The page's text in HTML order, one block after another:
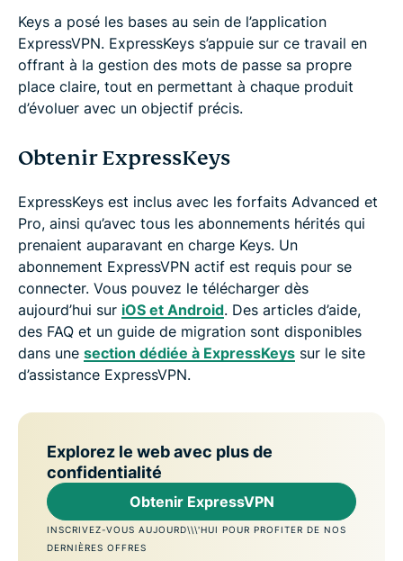
Keys a posé les bases au sein de l’application
ExpressVPN. ExpressKeys s’appuie sur ce travail en
offrant à la gestion des mots de passe sa propre
place claire, tout en permettant à chaque produit
d’évoluer avec un objectif précis.
Obtenir ExpressKeys
ExpressKeys est inclus avec les forfaits Advanced et
Pro, ainsi qu’avec tous les abonnements hérités qui
prenaient auparavant en charge Keys. Un
abonnement ExpressVPN actif est requis pour se
connecter. Vous pouvez le télécharger dès
aujourd’hui sur iOS et Android. Des articles d’aide,
des FAQ et un guide de migration sont disponibles
dans une section dédiée à ExpressKeys sur le site
d’assistance ExpressVPN.
Explorez le web avec plus de
confidentialité
Obtenir ExpressVPN
INSCRIVEZ-VOUS AUJOURD\\\'HUI POUR PROFITER DE NOS
DERNIÈRES OFFRES